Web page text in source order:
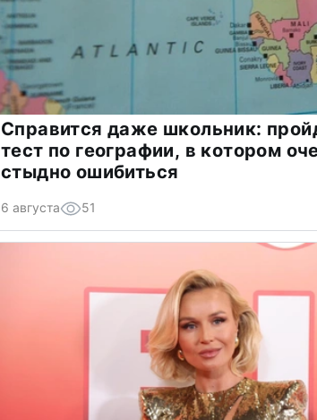
Справится даже школьник:
тест по географии, в котором
стыдно ошибиться
6 августа 51